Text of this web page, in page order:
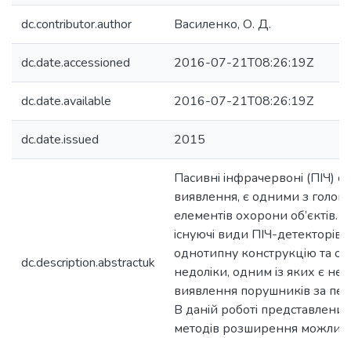
dc.contributor.author Василенко, О. Д.
dc.date.accessioned 2016-07-21T08:26:19Z
dc.date.available 2016-07-21T08:26:19Z
dc.date.issued 2015
dc.description.abstractuk
Пасивнi iнфрачервонi (ПIЧ)
виявлення, є одними з
елементiв охорони об’єктiв.
iснуючi види ПIЧ-детекторiв,
однотипну конструкцiю та
недолiки, одним iз яких є
виявлення порушникiв за
В данiй роботi
методiв розширення